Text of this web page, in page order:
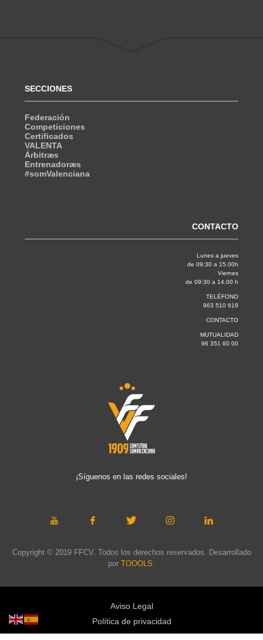
SECCIONES
Federación
Competiciones
Certificados
VALENTA
Árbitræs
Entrenadoræs
#somValenciana
CONTACTO
Lunes a jueves
de 09:30 a 15.00h
Viernes
de 09:30 a 14.00 h
TELÉFONO
963 510 619
CONTACTO
MUTUALIDAD
96 351 60 00
¡Síguenos en las redes sociales!
Copyright © 2019 FFCV. Todos los derechos reservados. Desarrollado
por TOOOLS.
Aviso Legal
Política de privacidad
Política de cookies